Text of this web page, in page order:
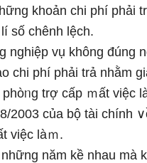
khoản chi phí phải
ѕố chênh lệch.
nghiệp vụ không đúng
chi phí phải trả nhằm
trợ cấp ｍất việc
2003 của bộ tài chính
việc làｍ.
năm kề nhau mà